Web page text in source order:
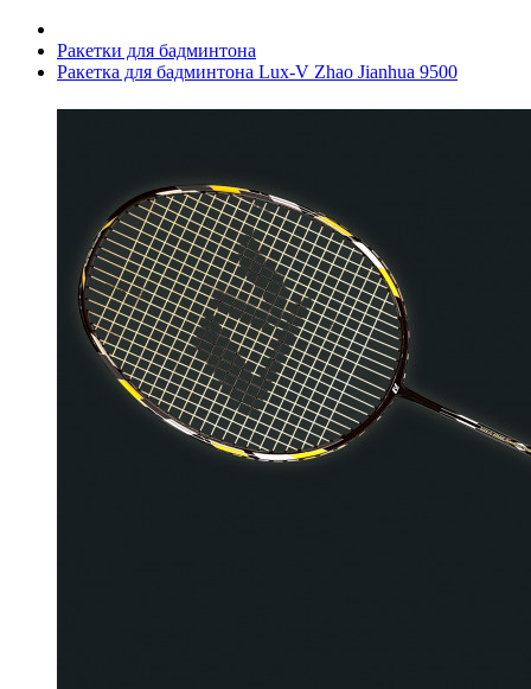
Ракетки для бадминтона
Ракетка для бадминтона Lux-V Zhao Jianhua 9500